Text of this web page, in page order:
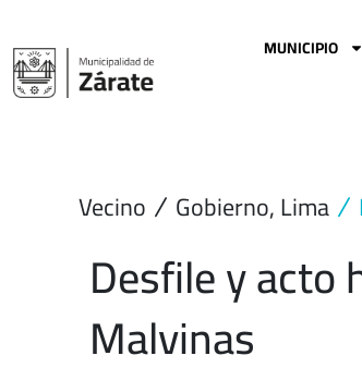
contenido
MUNICIPIO
Vecino Gobierno,Lima
Desfile y acto
Malvinas